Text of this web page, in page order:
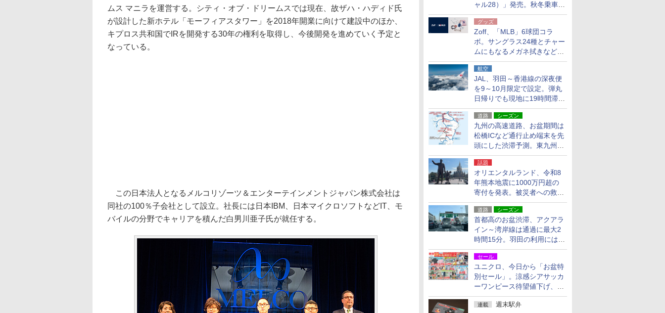
ャル28）」発売。秋冬乗車
分、えきねっと限定
グッズ
Zoff、「MLB」6球団コラ
ボ。サングラス24種とチャー
ムにもなるメガネ拭きなど雑
貨24種
航空
JAL、羽田～香港線の深夜便
を9～10月限定で設定。弾丸
日帰りでも現地に19時間滞在
できる
道路 シーズン
九州の高速道路、お盆期間は
松橋ICなど通行止め端末を先
頭にした渋滞予測。東九州道
への迂回は料金調整を実施
話題
オリエンタルランド、令和8
年熊本地震に1000万円超の
寄付を発表。被災者への救援
活動・復旧支援
道路 シーズン
首都高のお盆渋滞、アクアラ
イン～湾岸線は通過に最大2
時間15分。羽田の利用には
「空港西出口」の利用検討を
セール
ユニクロ、今日から「お盆特
別セール」。涼感シアサッカ
ーワンピース待望値下げ、撥
水ギアショーツは1990円に
連載 週末駅弁
ムス マニラを運営する。シティ・オブ・ドリームスでは現在、故ザハ・ハディド氏
が設計した新ホテル「モーフィアスタワー」を2018年開業に向けて建設中のほか、
キプロス共和国でIRを開発する30年の権利を取得し、今後開発を進めていく予定と
なっている。
この日本法人となるメルコリゾーツ＆エンターテインメントジャパン株式会社は
同社の100％子会社として設立。社長には日本IBM、日本マイクロソフトなどIT、モ
バイルの分野でキャリアを積んだ白男川亜子氏が就任する。